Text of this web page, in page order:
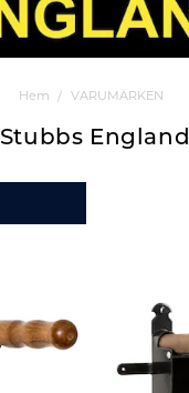
Hem VARUMÄRKEN
Stubbs England